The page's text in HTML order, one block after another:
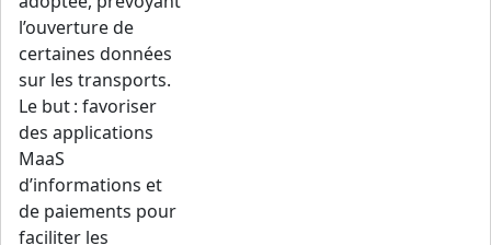
l’ouverture de
certaines données
sur les transports.
Le but : favoriser
des applications
MaaS
d’informations et
de paiements pour
faciliter les